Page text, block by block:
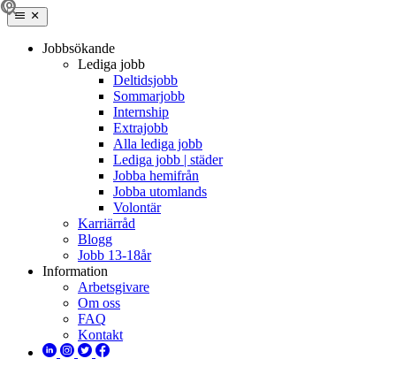
Jobbsökande
Lediga jobb
Deltidsjobb
Sommarjobb
Internship
Extrajobb
Alla lediga jobb
Lediga jobb | städer
Jobba hemifrån
Jobba utomlands
Volontär
Karriärråd
Blogg
Jobb 13-18år
Information
Arbetsgivare
Om oss
FAQ
Kontakt